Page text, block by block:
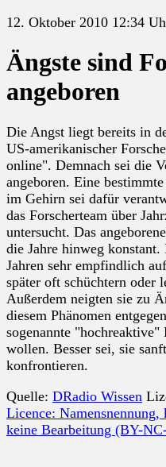
12. Oktober 2010 12:34
Ängste sind
angeboren
Die Angst liegt bereits in
US-amerikanischer
online". Demnach sei die
angeboren. Eine
im Gehirn sei dafür
das Forscherteam über
untersucht. Das
die Jahre hinweg
Jahren sehr empfindlich
später oft schüchtern oder
Außerdem neigten sie zu
diesem Phänomen
sogenannte
wollen. Besser sei, sie
konfrontieren.
Quelle: DRadio Wissen
Licence:
keine Bearbeitung (BY-